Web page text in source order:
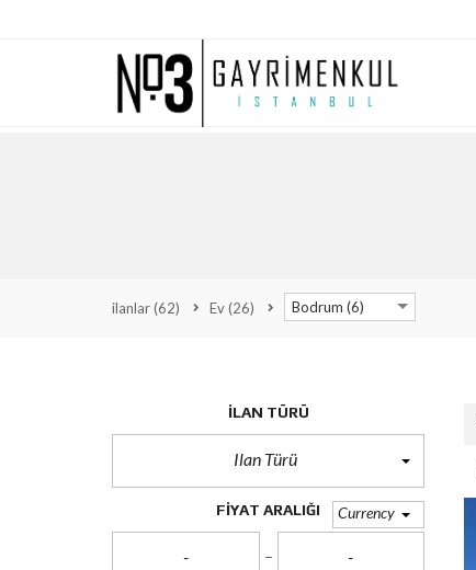
ilanlar(62) Ev(26) Bodrum (6)
ILAN TÜRÜ
Ilan Türü
FIYAT ARALIĞI Currency